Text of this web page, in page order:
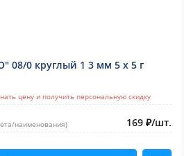
08/0 круглый 1 3 мм 5 х 5 г
цену и получить персональную скидку
наименования) 169 ₽/шт.